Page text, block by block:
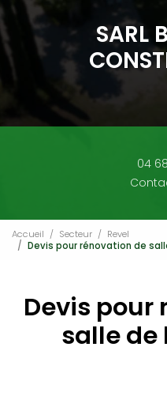
SARL
04
Accueil Secteur
Revel
Devis pour rénovation de
Devis pour
salle de